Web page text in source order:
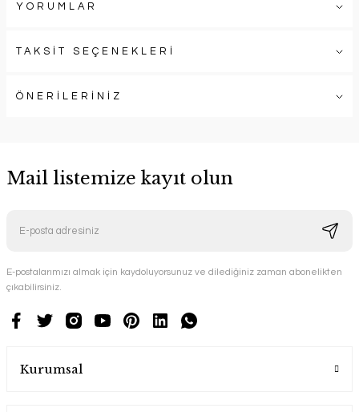
YORUMLAR
TAKSİT SEÇENEKLERİ
ÖNERİLERİNİZ
Mail listemize kayıt olun
E-postalarımızı almak için kaydoluyorsunuz ve dilediğiniz zaman abonelikten
çıkabilirsiniz.
Kurumsal